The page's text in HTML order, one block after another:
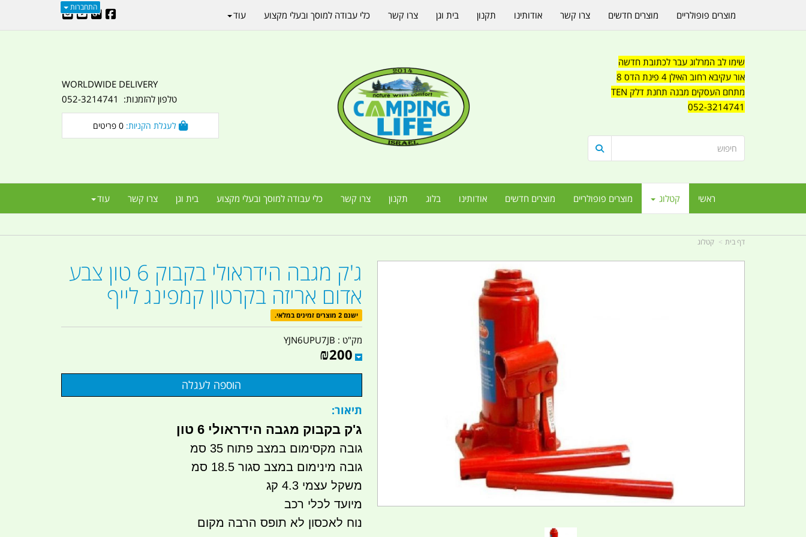
התחברות
שימו לב המרלוג עבר לכתובת חדשה
אור עקיבא רחוב האילן 4 פינת הדס 8
מתחם העסקים מבנה תחנת דלק TEN
052-3214741
WORLDWIDE DELIVERY
טלפון להזמנות: 052-3214741
0
ראשי קטלוג מוצרים פופולריים מוצרים חדשים אודותינו בלוג תקנון צרו קשר כלי עבודה למוסך ובעלי מקצוע בית וגן צרו קשר עוד
מוצרים פופולריים מוצרים חדשים צרו קשר אודותינו תקנון בית וגן צרו קשר כלי עבודה למוסך ובעלי מקצוע עוד
דף בית קטלוג
ג'ק מגבה הידראולי בקבוק 6 טון צבע
אדום אריזה בקרטון קמפינג לייף
ישנם 2 מוצרים זמינים במלאי.
מק"ט : YJN6UPU7JB
₪200
תיאור:
ג'ק בקבוק מגבה הידראולי 6 טון
גובה מקסימום במצב פתוח 35 סמ
גובה מינימום במצב סגור 18.5 סמ
משקל עצמי 4.3 קג
מיועד לכלי רכב
נוח לאכסון לא תופס הרבה מקום